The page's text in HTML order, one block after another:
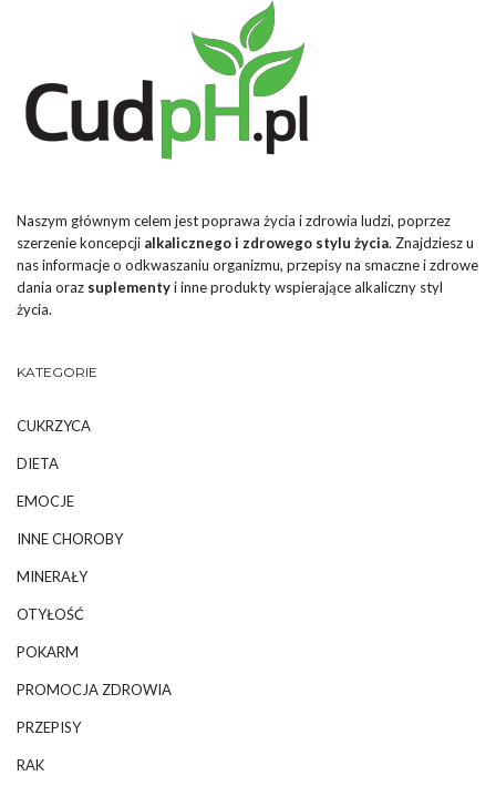
Naszym głównym celem jest poprawa życia i zdrowia ludzi, poprzez
szerzenie koncepcji alkalicznego i zdrowego stylu życia. Znajdziesz u
nas informacje o odkwaszaniu organizmu, przepisy na smaczne i zdrowe
dania oraz suplementyi inne produkty wspierające alkaliczny styl
życia.
KATEGORIE
CUKRZYCA
DIETA
EMOCJE
INNE CHOROBY
MINERAŁY
OTYŁOŚĆ
POKARM
PROMOCJA ZDROWIA
PRZEPISY
RAK